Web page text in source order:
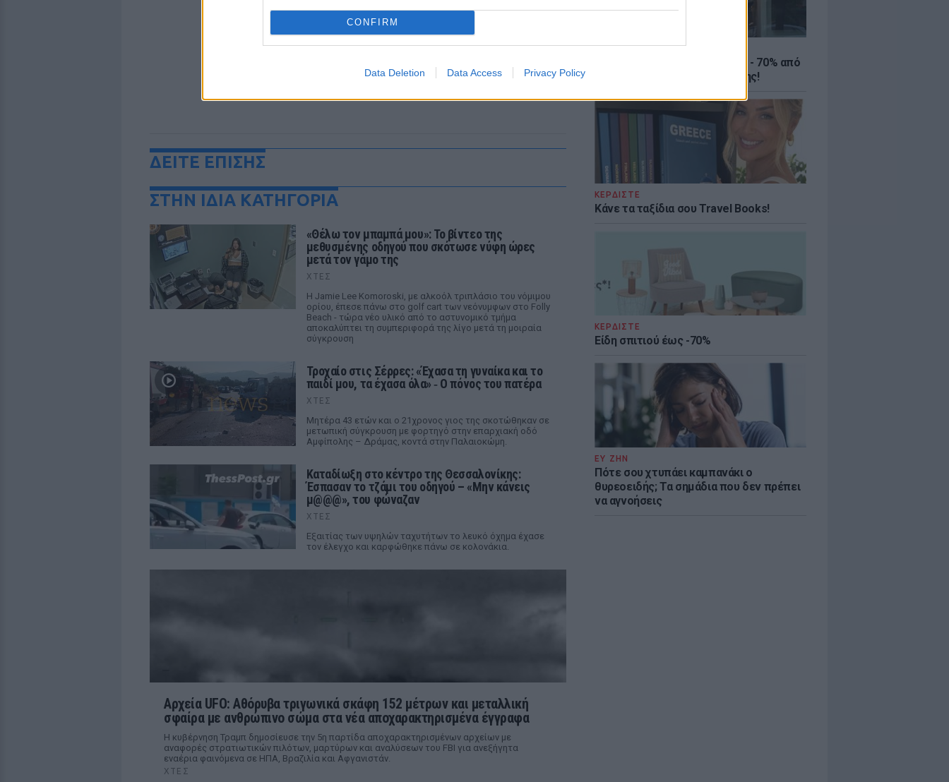
CONFIRM
Data Deletion Data Access Privacy Policy
ΚΕΡΔΙΣΤΕ
Καλοκαιρινές εκπτώσεις έως - 70% από
τα μεγαλύτερα eshops ένδυσης!
ΚΕΡΔΙΣΤΕ
Κάνε τα ταξίδια σου Travel Books!
ΚΕΡΔΙΣΤΕ
Είδη σπιτιού έως -70%
ΕΥ ΖΗΝ
Πότε σου χτυπάει καμπανάκι ο
θυρεοειδής; Τα σημάδια που δεν πρέπει
να αγνοήσεις
ΔΕΙΤΕ ΕΠΙΣΗΣ
ΣΤΗΝ ΙΔΙΑ ΚΑΤΗΓΟΡΙΑ
«Θέλω τον μπαμπά μου»: Το βίντεο της
μεθυσμένης οδηγού που σκότωσε νύφη ώρες
μετά τον γάμο της
ΧΤΕΣ
Η Jamie Lee Komoroski, με αλκοόλ τριπλάσιο του νόμιμου
ορίου, έπεσε πάνω στο golf cart των νεόνυμφων στο Folly
Beach - τώρα νέο υλικό από το αστυνομικό τμήμα
αποκαλύπτει τη συμπεριφορά της λίγο μετά τη μοιραία
σύγκρουση
Τροχαίο στις Σέρρες: «Έχασα τη γυναίκα και το
παιδί μου, τα έχασα όλα» ‑ Ο πόνος του πατέρα
ΧΤΕΣ
Μητέρα 43 ετών και ο 21χρονος γιος της σκοτώθηκαν σε
μετωπική σύγκρουση με φορτηγό στην επαρχιακή οδό
Αμφίπολης – Δράμας, κοντά στην Παλαιοκώμη.
Καταδίωξη στο κέντρο της Θεσσαλονίκης:
Έσπασαν το τζάμι του οδηγού – «Μην κάνεις
μ@@@», του φώναζαν
ΧΤΕΣ
Εξαιτίας των υψηλών ταχυτήτων το λευκό όχημα έχασε
τον έλεγχο και καρφώθηκε πάνω σε κολονάκια.
Αρχεία UFO: Αθόρυβα τριγωνικά σκάφη 152 μέτρων και μεταλλική
σφαίρα με ανθρώπινο σώμα στα νέα αποχαρακτηρισμένα έγγραφα
Η κυβέρνηση Τραμπ δημοσίευσε την 5η παρτίδα αποχαρακτηρισμένων αρχείων με
αναφορές στρατιωτικών πιλότων, μαρτύρων και αναλύσεων του FBI για ανεξήγητα
εναέρια φαινόμενα σε ΗΠΑ, Βραζιλία και Αφγανιστάν.
ΧΤΕΣ